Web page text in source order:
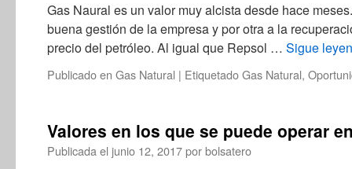
Gas Naural es un valor muy alcista desde hace
buena gestión de la empresa y por otra a la
precio del petróleo. Al igual que Repsol … Sigue
Publicado en Gas Natural | EtiquetadoGas Natural,
Valores en los que se puede operar
Publicada el junio 12, 2017porbolsatero